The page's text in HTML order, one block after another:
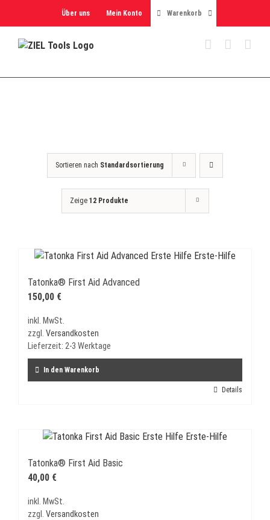
Über uns Mein Konto Warenkorb
Sortieren nach Standardsortierung
Zeige 12 Produkte
Tatonka® First Aid Advanced
150,00 €
inkl. MwSt.
zzgl. Versandkosten
Lieferzeit: 2-3 Werktage
In den Warenkorb
Details
Tatonka® First Aid Basic
40,00 €
inkl. MwSt.
zzgl. Versandkosten